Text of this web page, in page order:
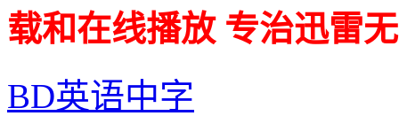
载和在线播放 专治迅雷
BD英语中字